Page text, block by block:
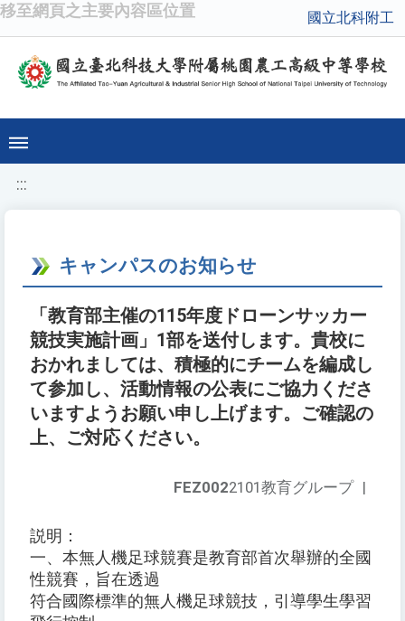
移至網頁之主要內容區位置 國立北科附工
:::
キャンパスのお知らせ
「教育部主催の115年度ドローンサッカー
競技実施計画」1部を送付します。貴校に
おかれましては、積極的にチームを編成し
て参加し、活動情報の公表にご協力くださ
いますようお願い申し上げます。ご確認の
上、ご対応ください。
FEZ0022101教育グループ |
説明：
一、本無人機足球競賽是教育部首次舉辦的全國
性競賽，旨在透過
符合國際標準的無人機足球競技，引導學生學習